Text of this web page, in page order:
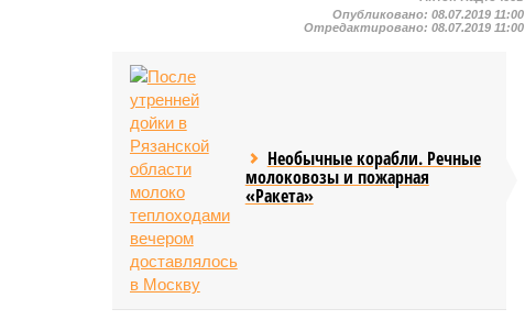
Опубликовано:08.07.2019 11:00
Отредактировано:08.07.2019 11:00
Необычные корабли. Речные
молоковозы и пожарная
«Ракета»